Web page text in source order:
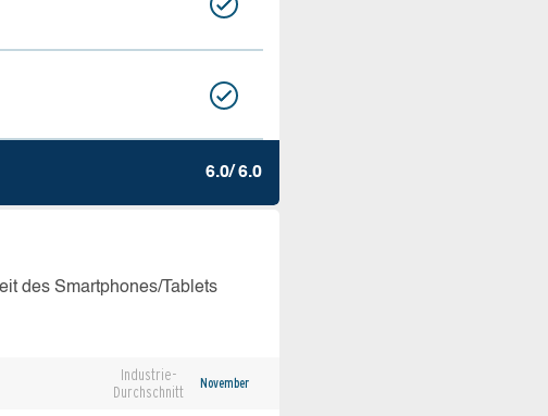
6.0/ 6.0
des Smartphones/Tablets
Industrie-
Durchschnitt
November